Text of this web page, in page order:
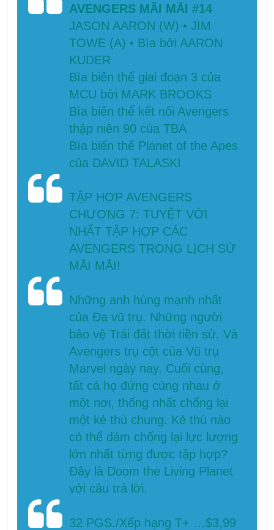
AVENGERS MÃI MÃI #14
JASON AARON (W) • JIM
TOWE (A) • Bìa bởi AARON
KUDER
Bìa biến thể giai đoạn 3 của
MCU bởi MARK BROOKS
Bìa biến thể kết nối Avengers
thập niên 90 của TBA
Bìa biến thể Planet of the Apes
của DAVID TALASKI
TẬP HỢP AVENGERS
CHƯƠNG 7: TUYỆT VỜI
NHẤT TẬP HỢP CÁC
AVENGERS TRONG LỊCH SỬ
MÃI MÃI!
Những anh hùng mạnh nhất
của Đa vũ trụ. Những người
bảo vệ Trái đất thời tiền sử. Và
Avengers trụ cột của Vũ trụ
Marvel ngày nay. Cuối cùng,
tất cả họ đứng cùng nhau ở
một nơi, thống nhất chống lại
một kẻ thù chung. Kẻ thù nào
có thể dám chống lại lực lượng
lớn nhất từng được tập hợp?
Đây là Doom the Living Planet
với câu trả lời.
32 PGS./Xếp hạng T+ …$3,99